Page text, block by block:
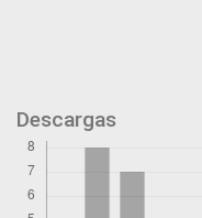
Descargas